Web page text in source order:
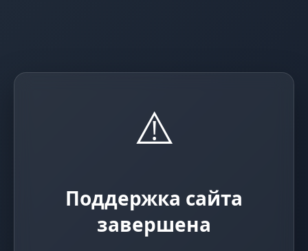
⚠️
Поддержка сайта
завершена